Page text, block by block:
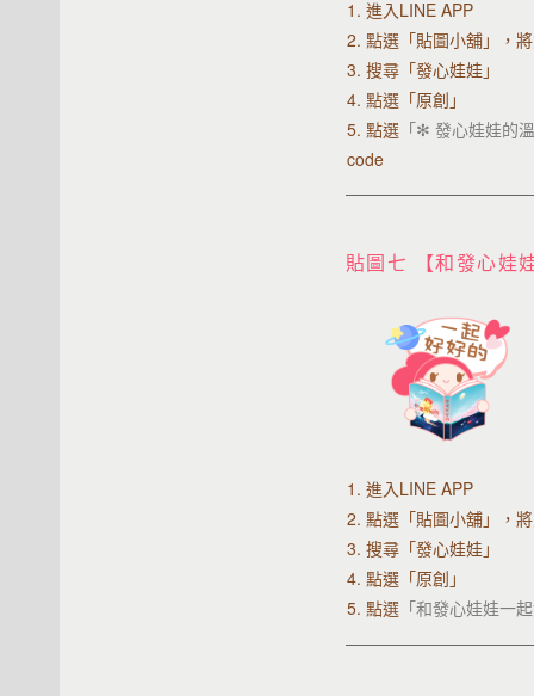
1. 進入LINE APP
2. 點選「貼圖小舖」，
3. 搜尋「發心娃娃」
4. 點選「原創」
5. 點選「✻ 發心娃娃的
code
貼圖七 【和發心娃
1. 進入LINE APP
2. 點選「貼圖小舖」，
3. 搜尋「發心娃娃」
4. 點選「原創」
5. 點選「和發心娃娃一